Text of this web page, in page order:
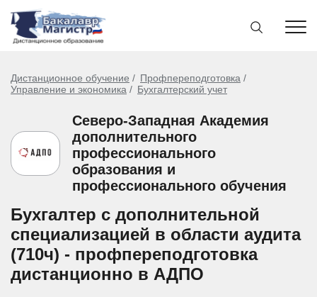
Дистанционное обучение
Профпереподготовка
Управление и экономика
Бухгалтерский учет
Северо-Западная Академия
дополнительного
профессионального
образования и
профессионального обучения
Бухгалтер с дополнительной
специализацией в области аудита
(710ч) - профпереподготовка
дистанционно в АДПО